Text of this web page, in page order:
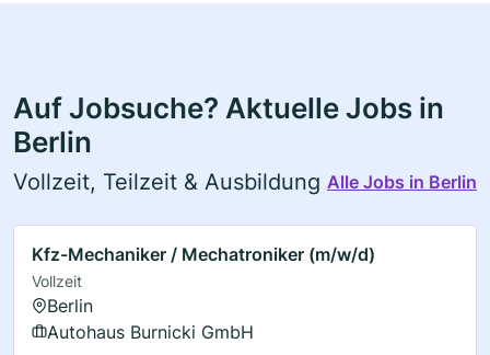
Auf Jobsuche? Aktuelle Jobs in
Berlin
Vollzeit, Teilzeit & Ausbildung Alle Jobs in Berlin
Kfz-Mechaniker / Mechatroniker (m/w/d)
Vollzeit
Berlin
Autohaus Burnicki GmbH